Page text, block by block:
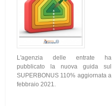
L'agenzia delle entrate ha
pubblicato la nuova guida sul
SUPERBONUS 110% aggiornata a
febbraio 2021.